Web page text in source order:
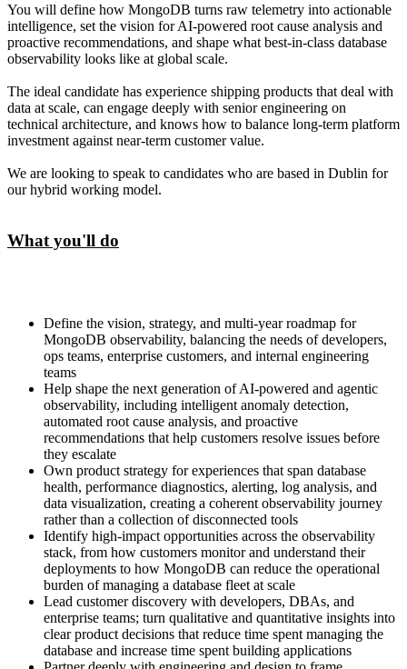
You will define how MongoDB turns raw telemetry into actionable
intelligence, set the vision for AI-powered root cause analysis and
proactive recommendations, and shape what best-in-class database
observability looks like at global scale.
The ideal candidate has experience shipping products that deal with
data at scale, can engage deeply with senior engineering on
technical architecture, and knows how to balance long-term platform
investment against near-term customer value.
We are looking to speak to candidates who are based in Dublin for
our hybrid working model.
What you'll do
Define the vision, strategy, and multi-year roadmap for
MongoDB observability, balancing the needs of developers,
ops teams, enterprise customers, and internal engineering
teams
Help shape the next generation of AI-powered and agentic
observability, including intelligent anomaly detection,
automated root cause analysis, and proactive
recommendations that help customers resolve issues before
they escalate
Own product strategy for experiences that span database
health, performance diagnostics, alerting, log analysis, and
data visualization, creating a coherent observability journey
rather than a collection of disconnected tools
Identify high-impact opportunities across the observability
stack, from how customers monitor and understand their
deployments to how MongoDB can reduce the operational
burden of managing a database fleet at scale
Lead customer discovery with developers, DBAs, and
enterprise teams; turn qualitative and quantitative insights into
clear product decisions that reduce time spent managing the
database and increase time spent building applications